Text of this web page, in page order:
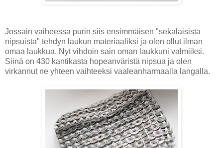
Jossain vaiheessa purin siis ensimmäisen "sekalaisista
nipsuista" tehdyn laukun materiaaliksi ja olen ollut ilman
omaa laukkua. Nyt vihdoin sain oman laukkuni valmiiksi.
Siinä on 430 kantikasta hopeanväristä nipsua ja olen
virkannut ne yhteen vaihteeksi vaaleanharmaalla langalla.